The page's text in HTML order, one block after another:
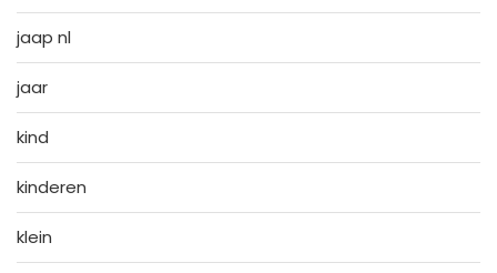
jaap nl
jaar
kind
kinderen
klein